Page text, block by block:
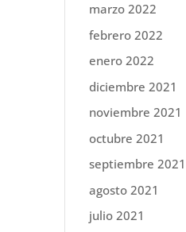
marzo 2022
febrero 2022
enero 2022
diciembre 2021
noviembre 2021
octubre 2021
septiembre 2021
agosto 2021
julio 2021